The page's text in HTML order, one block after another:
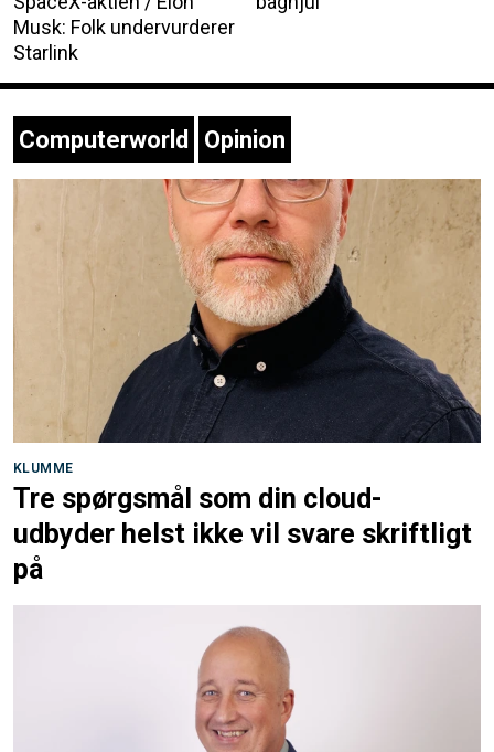
Musk: Folk undervurderer
Starlink
Computerworld Opinion
KLUMME
Tre spørgsmål som din cloud-
udbyder helst ikke vil svare skriftligt
på